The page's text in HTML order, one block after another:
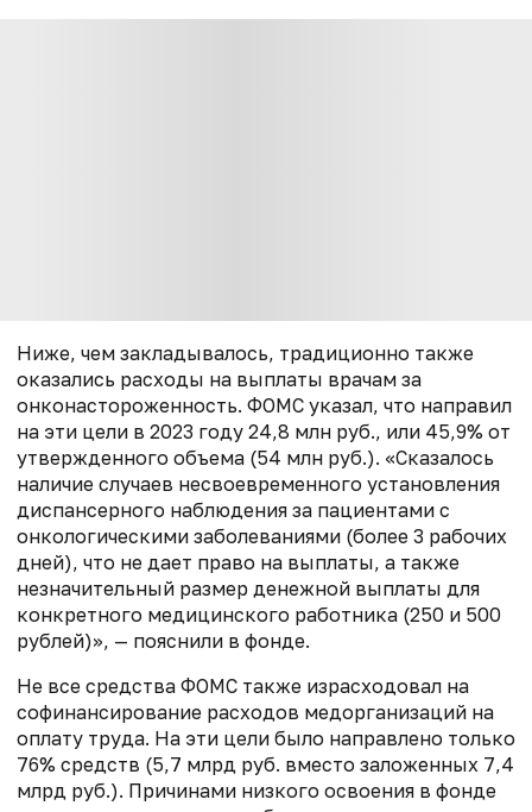
Ниже, чем закладывалось, традиционно также
оказались расходы на выплаты врачам за
онконастороженность. ФОМС указал, что направил
на эти цели в 2023 году 24,8 млн руб., или 45,9% от
утвержденного объема (54 млн руб.). «Сказалось
наличие случаев несвоевременного установления
диспансерного наблюдения за пациентами с
онкологическими заболеваниями (более 3 рабочих
дней), что не дает право на выплаты, а также
незначительный размер денежной выплаты для
конкретного медицинского работника (250 и 500
рублей)», — пояснили в фонде.
Не все средства ФОМС также израсходовал на
софинансирование расходов медорганизаций на
оплату труда. На эти цели было направлено только
76% средств (5,7 млрд руб. вместо заложенных 7,4
млрд руб.). Причинами низкого освоения в фонде